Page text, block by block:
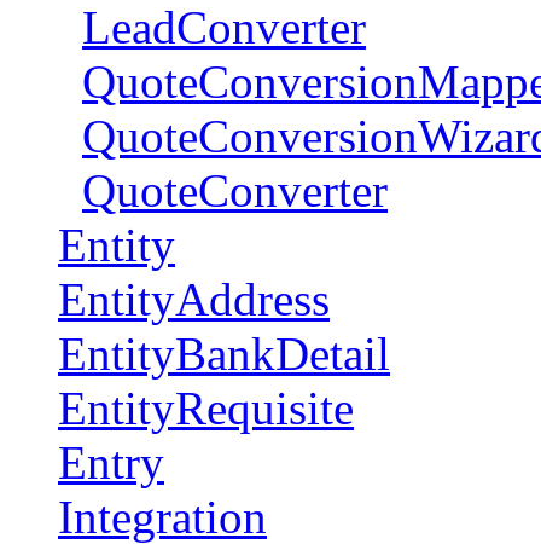
LeadConverter
QuoteConverter
Entity
EntityAddress
EntityBankDetail
EntityRequisite
Entry
Integration